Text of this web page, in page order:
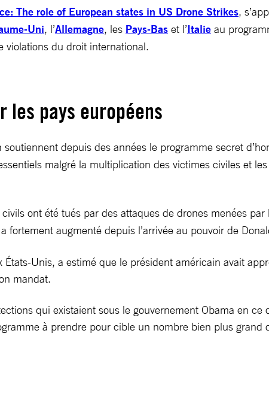
The role of European states in US Drone Strikes,
Uni, l’Allemagne, les Pays-Bas et l’Italie au
violations du droit international.
les pays européens
depuis des années le programme secret
malgré la multiplication des victimes civiles et
ont été tués par des attaques de drones menées par
fortement augmenté depuis l’arrivée au pouvoir de
Unis, a estimé que le président américain avait
mandat.
qui existaient sous le gouvernement Obama en
à prendre pour cible un nombre bien plus grand